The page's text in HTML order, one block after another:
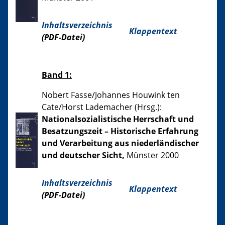
Inhaltsverzeichnis
(PDF-Datei)
Klappentext
Band 1:
Nobert Fasse/Johannes Houwink ten
Cate/Horst Lademacher (Hrsg.):
Nationalsozialistische Herrschaft und
Besatzungszeit – Historische Erfahrung
und Verarbeitung aus niederländischer
und deutscher Sicht, Münster 2000
Inhaltsverzeichnis
(PDF-Datei)
Klappentext